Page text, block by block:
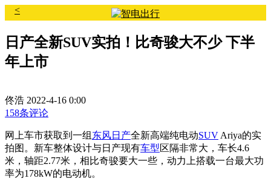
<
日产全新SUV实拍！比奇骏大不少 下半
年上市
佟浩 2022-4-16 0:00
158条评论
网上车市获取到一组 东风日产全新高端纯电动SUV Ariya的实
拍图。新车整体设计与日产现有车型区隔非常大，车长4.6
米，轴距2.77米，相比奇骏要大一些，动力上搭载一台最大功
率为178kW的电动机。